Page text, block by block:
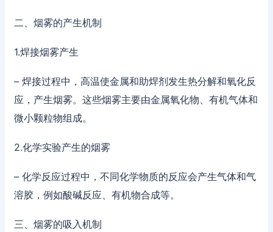
二、烟雾的产生机制
1.焊接烟雾产生
– 焊接过程中，高温使金属和助焊剂发生热分解和氧化反
应，产生烟雾。这些烟雾主要由金属氧化物、有机气体和
微小颗粒物组成。
2.化学实验产生的烟雾
– 化学反应过程中，不同化学物质的反应会产生气体和气
溶胶，例如酸碱反应、有机物合成等。
三、烟雾的吸入机制